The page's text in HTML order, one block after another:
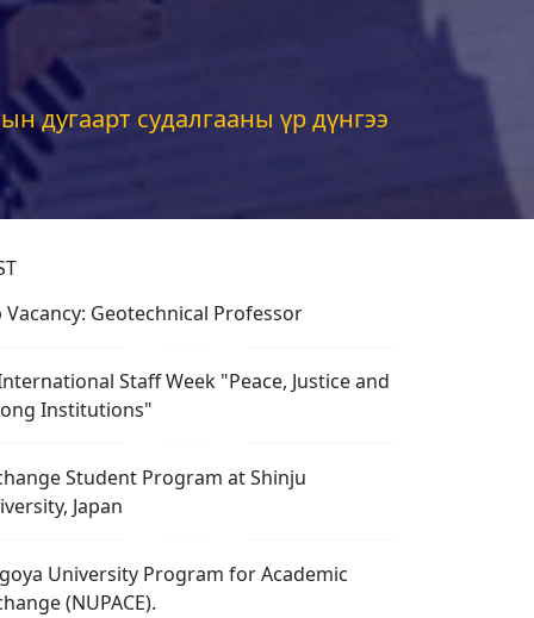
дугаарт судалгааны үр дүнгээ
Vacancy: Geotechnical Professor
Staff Week "Peace, Justice and
Institutions"
Student Program at Shinju
Japan
University Program for Academic
(NUPACE).